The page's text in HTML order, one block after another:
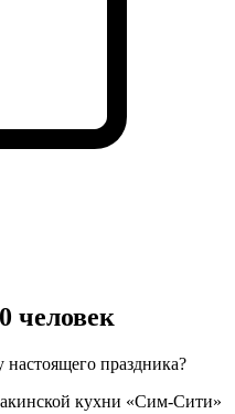
человек
настоящего праздника?
кухни «Сим-Сити»